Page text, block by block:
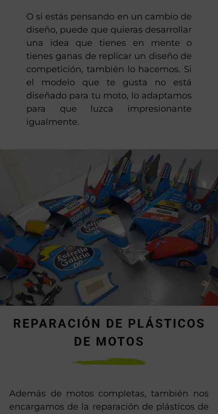
O si estás pensando en un cambio de
diseño, puede que quieras desarrollar
una idea que tienes en mente o
tienes ganas de replicar un diseño de
competición, también lo hacemos. Si
el modelo que te gusta no está
diseñado para tu moto, lo adaptamos
para que luzca impresionante
igualmente.
REPARACIÓN DE PLÁSTICOS
DE MOTOS
Además de motos completas, también nos
encargamos de la reparación de plásticos de